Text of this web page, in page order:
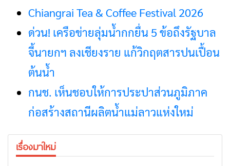
Chiangrai Tea & Coffee Festival 2026
ด่วน! เครือข่ายลุ่มน้ำกกยื่น 5 ข้อถึงรัฐบาล
จี้นายกฯ ลงเชียงราย แก้วิกฤตสารปนเปื้อน
ต้นน้ำ
กนช. เห็นชอบให้การประปาส่วนภูมิภาค
ก่อสร้างสถานีผลิตน้ำแม่ลาวแห่งใหม่
เรื่องมาใหม่